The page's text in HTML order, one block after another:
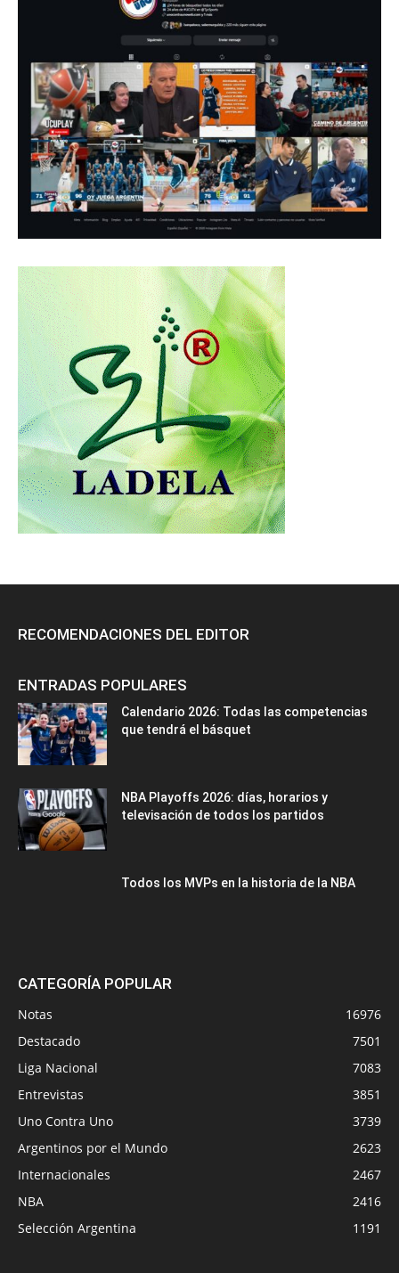
RECOMENDACIONES DEL EDITOR
ENTRADAS POPULARES
Calendario 2026: Todas las competencias
que tendrá el básquet
NBA Playoffs 2026: días, horarios y
televisación de todos los partidos
Todos los MVPs en la historia de la NBA
CATEGORÍA POPULAR
Notas
16976
Destacado
7501
Liga Nacional
7083
Entrevistas
3851
Uno Contra Uno
3739
Argentinos por el Mundo
2623
Internacionales
2467
NBA
2416
Selección Argentina
1191